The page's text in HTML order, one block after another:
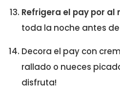
Refrigera el pay por al
toda la noche antes
Decora el pay con
rallado o nueces
disfruta!